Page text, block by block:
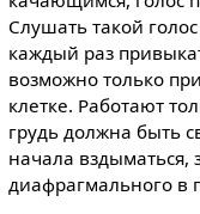
Слушать такой
каждый раз
возможно только
клетке. Работают
грудь должна быть
начала
диафрагмального в